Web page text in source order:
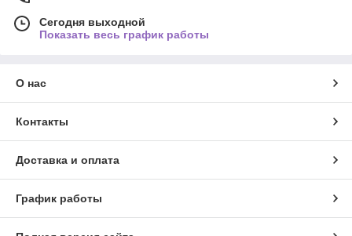
Сегодня выходной
Показать весь график работы
О нас
Контакты
Доставка и оплата
График работы